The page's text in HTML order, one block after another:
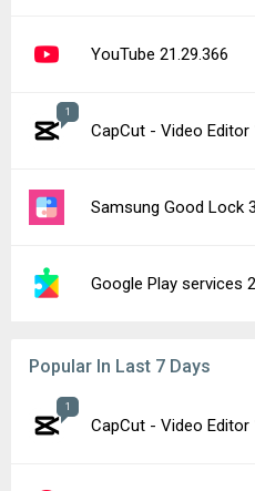
YouTube 21.29.366
1
CapCut - Video Editor
Samsung Good Lock
Google Play services
Popular In Last 7 Days
1
CapCut - Video Editor